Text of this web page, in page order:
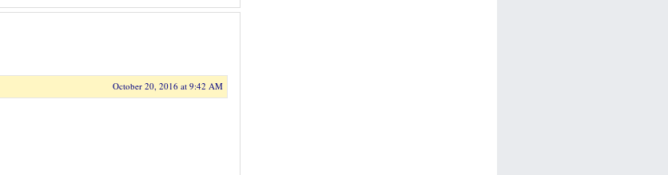
October 20, 2016 at 9:42 AM